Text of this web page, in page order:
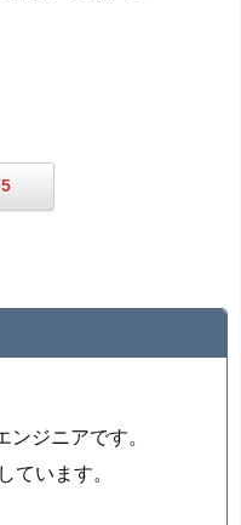
5
ジニアです。
ています。